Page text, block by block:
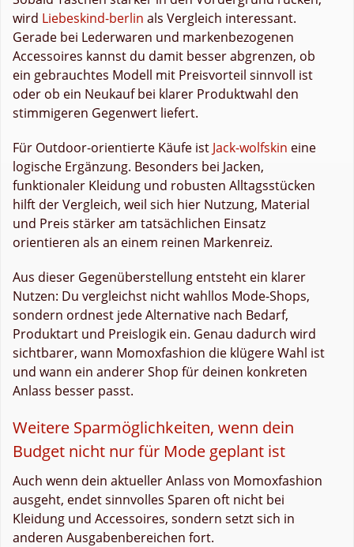
wird Liebeskind-berlin als Vergleich interessant.
Gerade bei Lederwaren und markenbezogenen
Accessoires kannst du damit besser abgrenzen, ob
ein gebrauchtes Modell mit Preisvorteil sinnvoll ist
oder ob ein Neukauf bei klarer Produktwahl den
stimmigeren Gegenwert liefert.
Für Outdoor-orientierte Käufe ist Jack-wolfskin eine
logische Ergänzung. Besonders bei Jacken,
funktionaler Kleidung und robusten Alltagsstücken
hilft der Vergleich, weil sich hier Nutzung, Material
und Preis stärker am tatsächlichen Einsatz
orientieren als an einem reinen Markenreiz.
Aus dieser Gegenüberstellung entsteht ein klarer
Nutzen: Du vergleichst nicht wahllos Mode-Shops,
sondern ordnest jede Alternative nach Bedarf,
Produktart und Preislogik ein. Genau dadurch wird
sichtbarer, wann Momoxfashion die klügere Wahl ist
und wann ein anderer Shop für deinen konkreten
Anlass besser passt.
Weitere Sparmöglichkeiten, wenn dein
Budget nicht nur für Mode geplant ist
Auch wenn dein aktueller Anlass von Momoxfashion
ausgeht, endet sinnvolles Sparen oft nicht bei
Kleidung und Accessoires, sondern setzt sich in
anderen Ausgabenbereichen fort.